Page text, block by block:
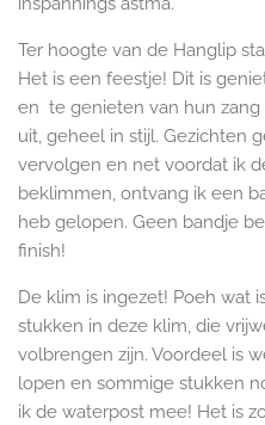
Ter hoogte van de Hanglip
Het is een feestje! Dit is
en te genieten van hun zang
uit, geheel in stijl. Gezichten
vervolgen en net voordat ik
beklimmen, ontvang ik een
heb gelopen. Geen bandje
finish!
De klim is ingezet! Poeh wat
stukken in deze klim, die
volbrengen zijn. Voordeel is
lopen en sommige stukken
ik de waterpost mee! Het is